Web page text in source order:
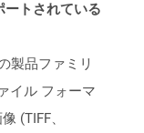
ートされている
製品ファミリ
イル フォーマ
(TIFF、